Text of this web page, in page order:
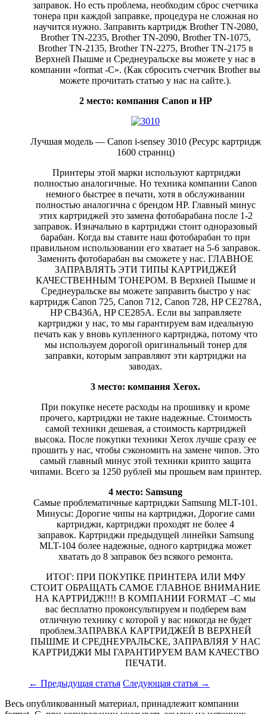
заправок. Но есть проблема, необходим сброс счетчика
тонера при каждой заправке, процедура не сложная но
научится нужно. Заправить картридж Brother TN-2080,
Brother TN-2235, Brother TN-2090, Brother TN-1075,
Brother TN-2135, Brother TN-2275, Brother TN-2175 в
Верхней Пышме и Среднеуральске вы можете у нас в
компании «format -C». (Как сбросить счетчик Brother вы
можете прочитать статью у нас на сайте.).
2 место: компания Canon и HP
Лучшая модель — Canon i-sensey 3010 (Ресурс картридж
1600 страниц)
Принтеры этой марки используют картриджи
полностью аналогичные. Но техника компании Canon
немного быстрее в печати, хотя в обслуживании
полностью аналогична с брендом HP. Главный минус
этих картриджей это замена фотобарабана после 1-2
заправок. Изначально в картриджи стоит одноразовый
барабан. Когда вы ставите наш фотобарабан то при
правильном использовании его хватает на 5-6 заправок.
Заменить фотобарабан вы сможете у нас. ГЛАВНОЕ
ЗАПРАВЛЯТЬ ЭТИ ТИПЫ КАРТРИДЖЕЙ
КАЧЕСТВЕННЫМ ТОНЕРОМ. В Верхней Пышме и
Среднеуральске вы можете заправить быстро у нас
картридж Canon 725, Canon 712, Canon 728, HP CE278A,
HP CB436A, HP CE285A. Если вы заправляете
картриджи у нас, то мы гарантируем вам идеальную
печать как у вновь купленного картриджа, потому что
мы используем дорогой оригинальный тонер для
заправки, которым заправляют эти картриджи на
заводах.
3 место: компания Xerox.
При покупке несете расходы на прошивку и кроме
прочего, картриджи не такие надежные. Стоимость
самой техники дешевая, а стоимость картриджей
высока. После покупки техники Xerox лучше сразу ее
прошить у нас, чтобы сэкономить на замене чипов. Это
самый главный минус этой техники крипто защита
чипами. Всего за 1250 рублей мы прошьем вам принтер.
4 место: Samsung
Самые проблематичные картриджи Samsung MLT-101.
Минусы: Дорогие чипы на картриджи, Дорогие сами
картриджи, картриджи проходят не более 4
заправок. Картриджи предыдущей линейки Samsung
MLT-104 более надежные, одного картриджа может
хватать до 8 заправок без всякого ремонта.
ИТОГ: ПРИ ПОКУПКЕ ПРИНТЕРА ИЛИ МФУ
СТОИТ ОБРАЩАТЬ САМОЕ ГЛАВНОЕ ВНИМАНИЕ
НА КАРТРИДЖ!!!! В КОМПАНИИ FORMAT –C мы
вас бесплатно проконсультируем и подберем вам
отличную технику с которой у вас никогда не будет
проблем.ЗАПРАВКА КАРТРИДЖЕЙ В ВЕРХНЕЙ
ПЫШМЕ И СРЕДНЕУРАЛЬСКЕ, ЗАПРАВЛЯЯ У НАС
КАРТРИДЖИ МЫ ГАРАНТИРУЕМ ВАМ КАЧЕСТВО
ПЕЧАТИ.
← Предыдущая статья Следующая статья →
Весь опубликованный материал, принадлежит компании